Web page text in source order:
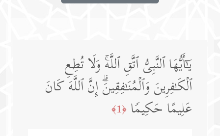
یَـٰۤأَیُّهَا ٱلنَّبِیُّ ٱتَّقِ ٱللَّهۚ وَلَا تُطِعِ
ٱلۡكَـٰفِرِینَ وَٱلۡمُنَـٰفِقِینَۗ إِنَّ ٱللَّهَ كَانَ
عَلِیمًا حَكِیمࣰا ﴿1﴾